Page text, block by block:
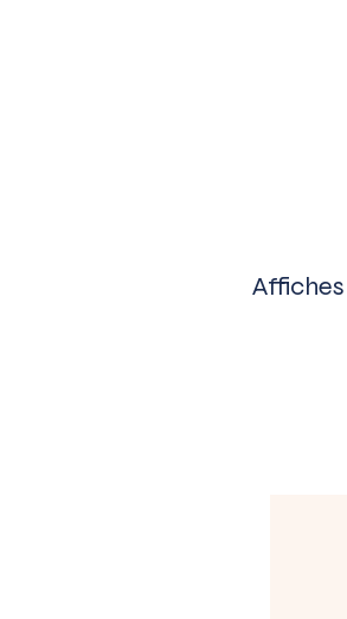
Affiches